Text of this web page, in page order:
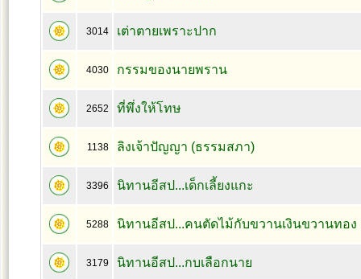
3014 เต่าตายเพราะปาก
4030 กรรมของนายพราน
2652 ที่พึ่งให้โทษ
1138 ลิงเจ้าปัญญา (ธรรมสภา)
3396 นิทานอีสป...เด็กเลี้ยงแกะ
5288 นิทานอีสป...คนตัดไม้กับขวานเงินขวานทอง
3179 นิทานอีสป...กบเลือกนาย